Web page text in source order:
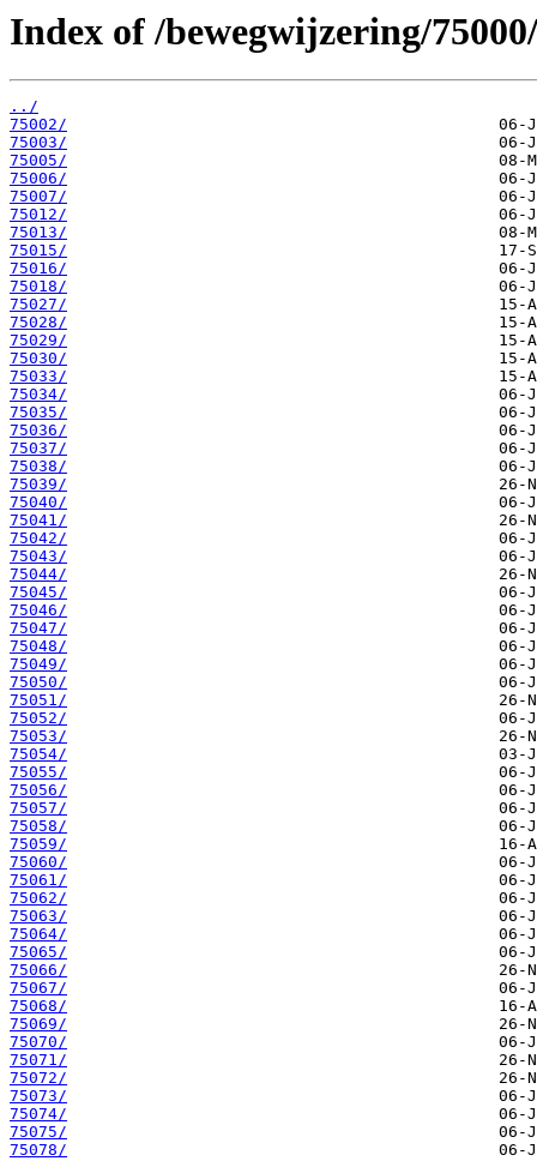
Index of /bewegwijzering/75000/
../
75002/
75003/
75005/
75006/
75007/
75012/
75013/
75015/
75016/
75018/
75027/
75028/
75029/
75030/
75033/
75034/
75035/
75036/
75037/
75038/
75039/
75040/
75041/
75042/
75043/
75044/
75045/
75046/
75047/
75048/
75049/
75050/
75051/
75052/
75053/
75054/
75055/
75056/
75057/
75058/
75059/
75060/
75061/
75062/
75063/
75064/
75065/
75066/
75067/
75068/
75069/
75070/
75071/
75072/
75073/
75074/
75075/
75078/